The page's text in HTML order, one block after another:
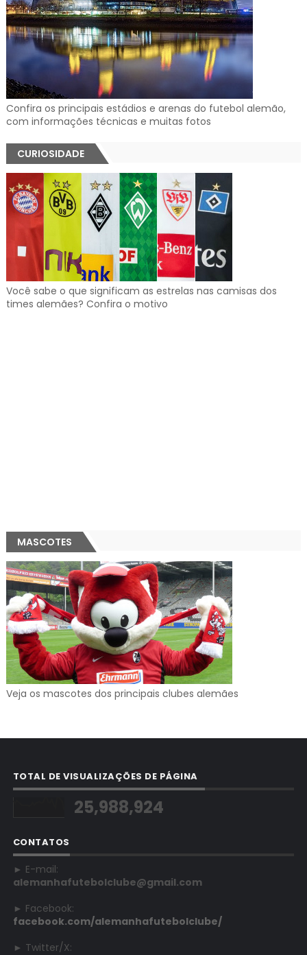
Confira os principais estádios e arenas do futebol alemão,
com informações técnicas e muitas fotos
CURIOSIDADE
Você sabe o que significam as estrelas nas camisas dos
times alemães? Confira o motivo
MASCOTES
Veja os mascotes dos principais clubes alemães
TOTAL DE VISUALIZAÇÕES DE PÁGINA
25,988,924
CONTATOS
► E-mail:
alemanhafutebolclube@gmail.com
► Facebook:
facebook.com/alemanhafutebolclube/
► Twitter/X: